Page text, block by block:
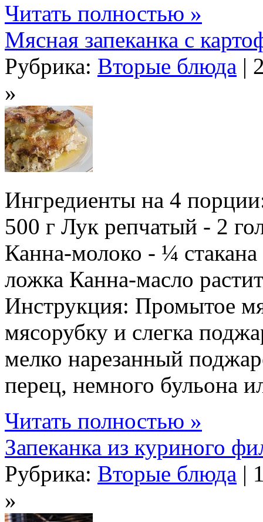
Читать полностью »
Мясная запеканка с
Рубрика: Вторые блюда |
»
Ингредиенты на 4
500 г Лук репчатый - 2
Канна-молоко - ¼
ложка Канна-масло
Инструкция: Промытое
мясорубку и слегка
мелко нарезанный
перец, немного бульона
Читать полностью »
Запеканка из куриного
Рубрика: Вторые блюда |
»